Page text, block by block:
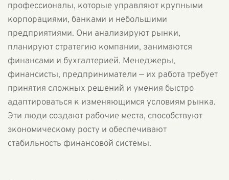
профессионалы, которые управляют крупными
корпорациями, банками и небольшими
предприятиями. Они анализируют рынки,
планируют стратегию компании, занимаются
финансами и бухгалтерией. Менеджеры,
финансисты, предприниматели — их работа требует
принятия сложных решений и умения быстро
адаптироваться к изменяющимся условиям рынка.
Эти люди создают рабочие места, способствуют
экономическому росту и обеспечивают
стабильность финансовой системы.